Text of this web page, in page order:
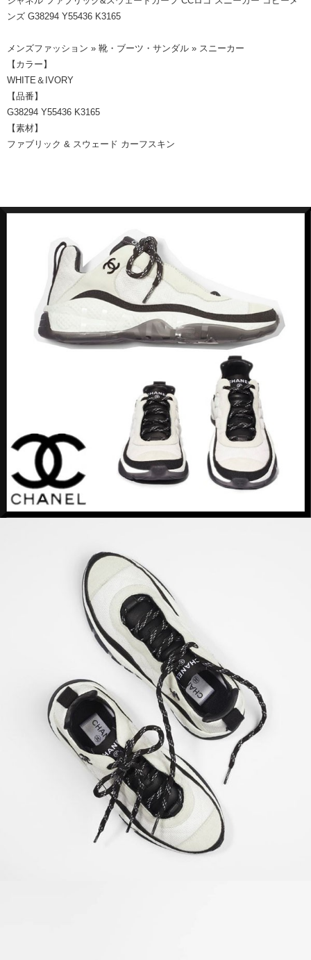
ンズ G38294 Y55436 K3165
メンズファッション » 靴・ブーツ・サンダル » スニーカー
【カラー】
WHITE＆IVORY
【品番】
G38294 Y55436 K3165
【素材】
ファブリック & スウェード カーフスキン